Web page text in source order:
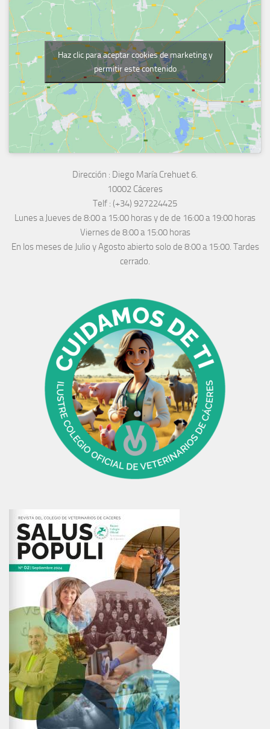
Haz clic para aceptar cookies de marketing y
permitir este contenido
Dirección : Diego María Crehuet 6.
10002 Cáceres
Telf : (+34) 927224425
Lunes a Jueves de 8:00 a 15:00 horas y de de 16:00 a 19:00 horas
Viernes de 8:00 a 15:00 horas
En los meses de Julio y Agosto abierto solo de 8:00 a 15:00. Tardes
cerrado.